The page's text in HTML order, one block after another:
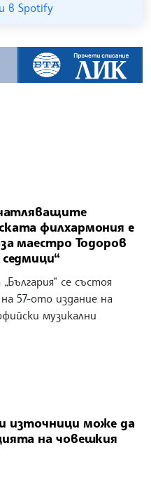
в Spotify
филхармония е
маестро Тодоров
се състоя
57-ото издание на
музикални
източници може да
на човешкия